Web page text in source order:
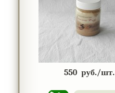
550 руб./шт.